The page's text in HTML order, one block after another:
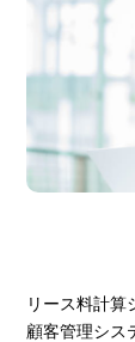
リース料計算
顧客管理シス